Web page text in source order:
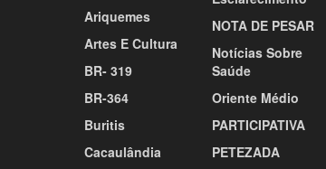
Ariquemes
Artes E Cultura
BR- 319
BR-364
Buritis
Cacaulândia
NOTA DE PESAR
Notícias Sobre
Saúde
Oriente Médio
PARTICIPATIVA
PETEZADA